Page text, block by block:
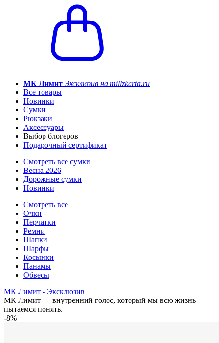
МК Лимит Эксклюзив на millzkarta.ru
Все товары
Новинки
Сумки
Рюкзаки
Аксессуары
Выбор блогеров
Подарочный сертификат
Смотреть все сумки
Весна 2026
Дорожные сумки
Новинки
Смотреть все
Очки
Перчатки
Ремни
Шапки
Шарфы
Косынки
Панамы
Обвесы
МК Лимит - Эксклюзив
МК Лимит — внутренний голос, который мы всю жизнь
пытаемся понять.
-8%